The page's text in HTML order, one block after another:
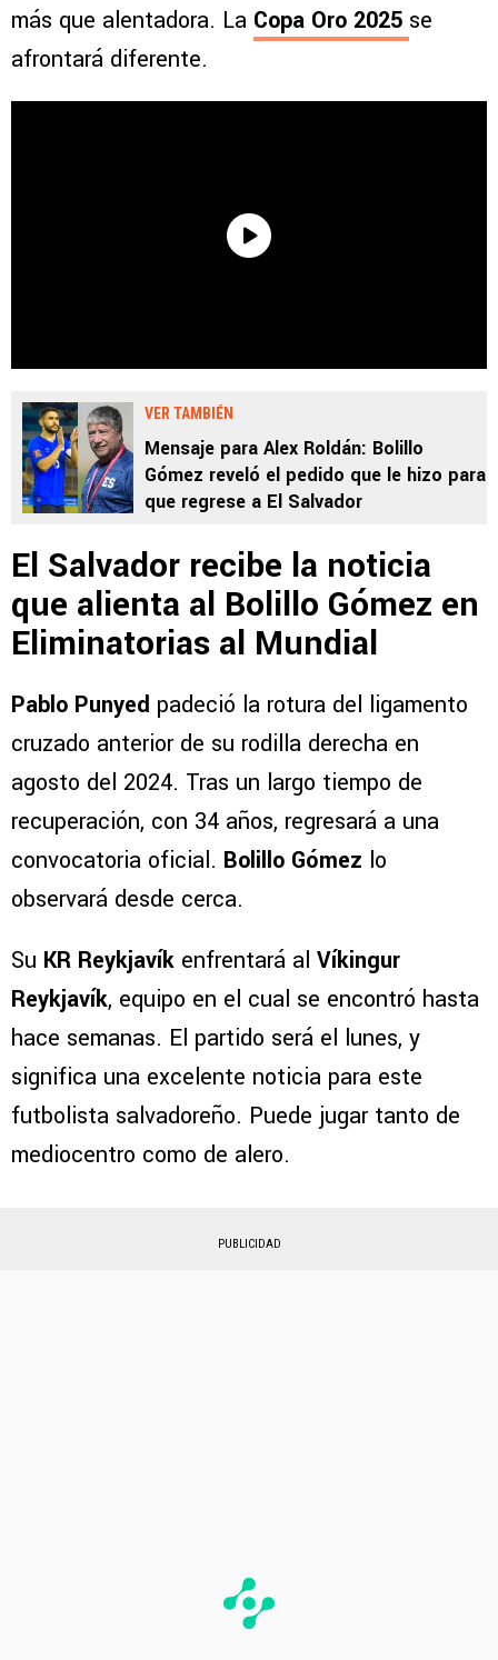
más que alentadora. La Copa Oro 2025 se
afrontará diferente.
VER TAMBIÉN
Mensaje para Alex Roldán: Bolillo
Gómez reveló el pedido que le hizo para
que regrese a El Salvador
El Salvador recibe la noticia
que alienta al Bolillo Gómez en
Eliminatorias al Mundial
Pablo Punyed padeció la rotura del ligamento
cruzado anterior de su rodilla derecha en
agosto del 2024. Tras un largo tiempo de
recuperación, con 34 años, regresará a una
convocatoria oficial. Bolillo Gómez lo
observará desde cerca.
Su KR Reykjavík enfrentará al Víkingur
Reykjavík, equipo en el cual se encontró hasta
hace semanas. El partido será el lunes, y
significa una excelente noticia para este
futbolista salvadoreño. Puede jugar tanto de
mediocentro como de alero.
PUBLICIDAD